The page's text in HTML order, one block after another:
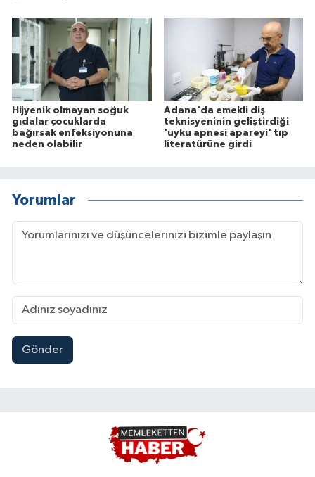
Hijyenik olmayan soğuk
gıdalar çocuklarda
bağırsak enfeksiyonuna
neden olabilir
Adana'da emekli diş
teknisyeninin geliştirdiği
'uyku apnesi apareyi' tıp
literatürüne girdi
Yorumlar
Gönder